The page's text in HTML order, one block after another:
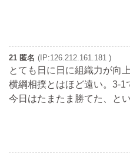
21 匿名 (IP:126.212.161.181 )
とても日に日に組織力が向
横綱相撲とはほど遠い。3-1
今日はたまたま勝てた、と